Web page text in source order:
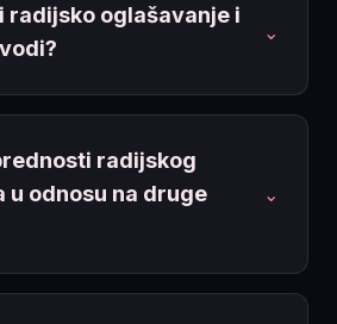
radijsko oglašavanje i
⌄
radijskog
u odnosu na druge
⌄